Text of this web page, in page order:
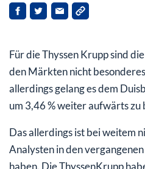
ThyssenKrupp: Noch zu
Für die Thyssen Krupp sind
den Märkten nicht
allerdings gelang es dem
um 3,46 % weiter aufwärts zu
Das allerdings ist bei weitem
Analysten in den
haben. Die ThyssenKrupp